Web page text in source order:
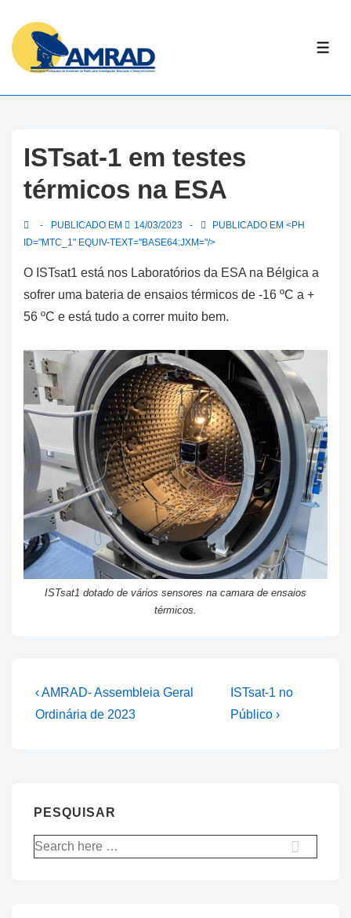
Skip
Content
ISTsat-1 em testes
térmicos na ESA
PUBLICADO EM 14/03/2023
PUBLICADO EM <PH
ID="MTC_1" EQUIV-TEXT="BASE64:JXM="/>
O ISTsat1 está nos Laboratórios da ESA na Bélgica a
sofrer uma bateria de ensaios térmicos de -16 ºC a +
56 ºC e está tudo a correr muito bem.
ISTsat1 dotado de vários sensores na camara de ensaios
térmicos.
Navegação
de
Previous
Post
‹ AMRAD- Assembleia Geral
Ordinária de 2023
Next
Post
ISTsat-1 no
Público ›
PESQUISAR
Pesquisar
por: